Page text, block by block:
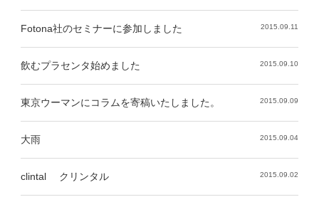
Fotona社のセミナーに参加しました 2015.09.11
飲むプラセンタ始めました 2015.09.10
東京ウーマンにコラムを寄稿いたしました。 2015.09.09
大雨 2015.09.04
clintal クリンタル 2015.09.02